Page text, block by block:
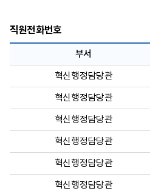
직원전화번호
부서
혁신행정담당관
혁신행정담당관
혁신행정담당관
혁신행정담당관
혁신행정담당관
혁신행정담당관